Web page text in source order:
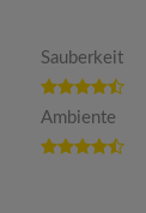
Sauberkeit
Ambiente